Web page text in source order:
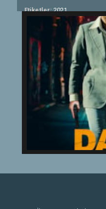
Etiketler:2021